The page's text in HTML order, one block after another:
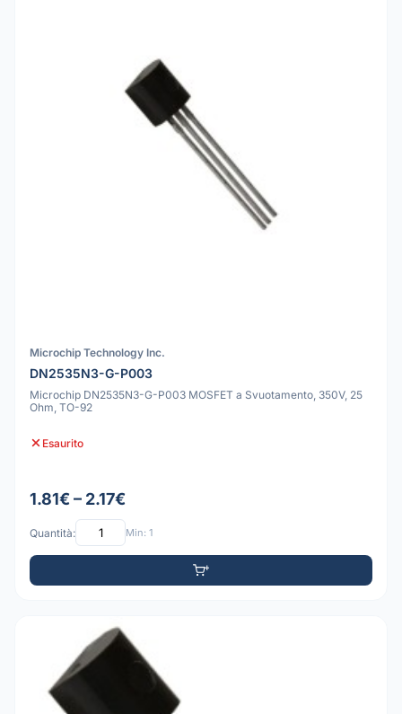
Microchip Technology Inc.
DN2535N3-G-P003
Microchip DN2535N3-G-P003 MOSFET a Svuotamento, 350V, 25
Ohm, TO-92
Esaurito
1.81€ – 2.17€
Quantità: Min: 1